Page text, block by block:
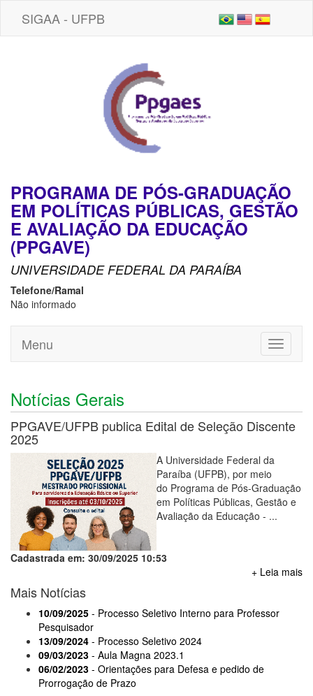
SIGAA - UFPB
PROGRAMA DE PÓS-GRADUAÇÃO
EM POLÍTICAS PÚBLICAS, GESTÃO
E AVALIAÇÃO DA EDUCAÇÃO
(PPGAVE)
UNIVERSIDADE FEDERAL DA PARAÍBA
Telefone/Ramal
Não informado
Toggle
Menu
Notícias Gerais
PPGAVE/UFPB publica Edital de Seleção Discente
2025
A Universidade Federal da
Paraíba (UFPB), por meio
do Programa de Pós-Graduação
em Políticas Públicas, Gestão e
Avaliação da Educação - ...
Cadastrada em: 30/09/2025 10:53
+ Leia mais
Mais Notícias
10/09/2025 - Processo Seletivo Interno para Professor
Pesquisador
13/09/2024 - Processo Seletivo 2024
09/03/2023 - Aula Magna 2023.1
06/02/2023 - Orientações para Defesa e pedido de
Prorrogação de Prazo